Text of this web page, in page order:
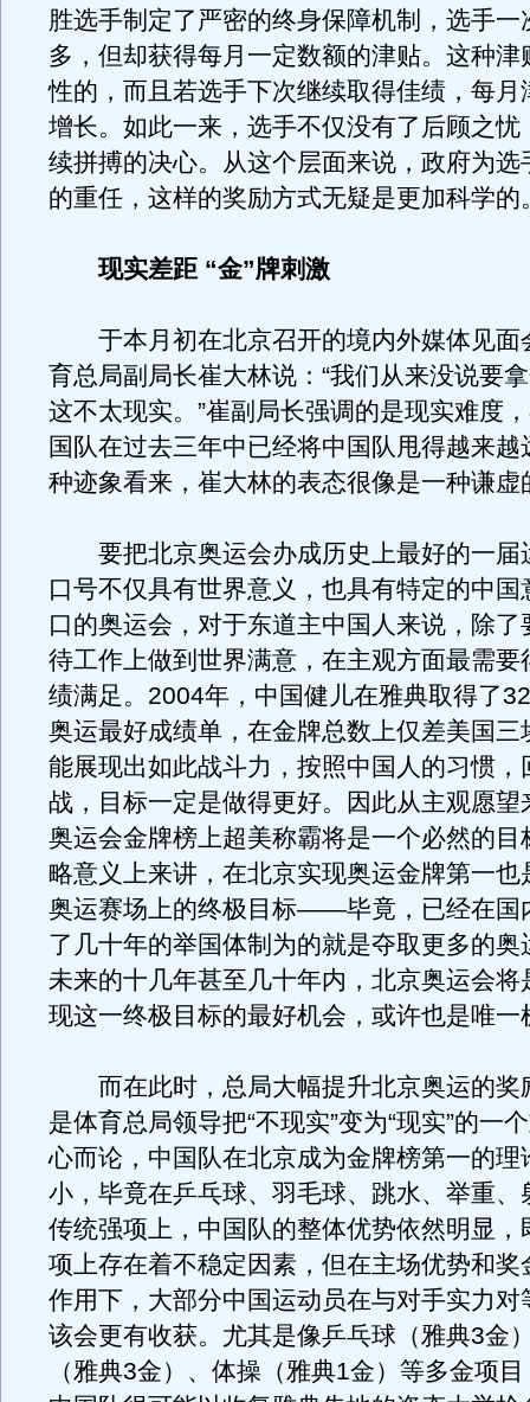
胜选手制定了严密的终身保障机制，选手一
多，但却获得每月一定数额的津贴。这种津
性的，而且若选手下次继续取得佳绩，每月
增长。如此一来，选手不仅没有了后顾之忧
续拼搏的决心。从这个层面来说，政府为选
的重任，这样的奖励方式无疑是更加科学的
现实差距 “金”牌刺激
于本月初在北京召开的境内外媒体见面
育总局副局长崔大林说：“我们从来没说要
这不太现实。”崔副局长强调的是现实难度
国队在过去三年中已经将中国队甩得越来越
种迹象看来，崔大林的表态很像是一种谦虚
要把北京奥运会办成历史上最好的一届
口号不仅具有世界意义，也具有特定的中国
口的奥运会，对于东道主中国人来说，除了
待工作上做到世界满意，在主观方面最需要
绩满足。2004年，中国健儿在雅典取得了
奥运最好成绩单，在金牌总数上仅差美国三
能展现出如此战斗力，按照中国人的习惯，
战，目标一定是做得更好。因此从主观愿望
奥运会金牌榜上超美称霸将是一个必然的目
略意义上来讲，在北京实现奥运金牌第一也
奥运赛场上的终极目标——毕竟，已经在国
了几十年的举国体制为的就是夺取更多的奥
未来的十几年甚至几十年内，北京奥运会将
现这一终极目标的最好机会，或许也是唯一
而在此时，总局大幅提升北京奥运的奖
是体育总局领导把“不现实”变为“现实”的一
心而论，中国队在北京成为金牌榜第一的理
小，毕竟在乒乓球、羽毛球、跳水、举重、
传统强项上，中国队的整体优势依然明显，
项上存在着不稳定因素，但在主场优势和奖
作用下，大部分中国运动员在与对手实力对
该会更有收获。尤其是像乒乓球（雅典3金
（雅典3金）、体操（雅典1金）等多金项